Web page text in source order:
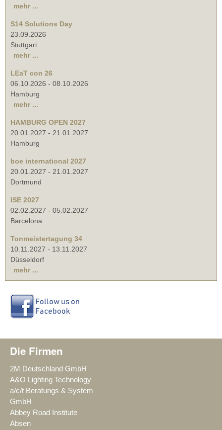
mehr ...
S14 Solutions Day
23.09.2026
Stuttgart
mehr ...
LEaT con 26
06.10.2026 - 08.10.2026
Hamburg
mehr ...
HAMBURG OPEN 2027
20.01.2027 - 21.01.2027
Hamburg
boe international 2027
20.01.2027 - 21.01.2027
Dortmund
ISE 2027
02.02.2027 - 05.02.2027
Barcelona
Tonmeistertagung 34
10.11.2027 - 13.11.2027
Düsseldorf
mehr ...
Die Firmen
2M Deutschland GmbH
A&O Lighting Technology
a/c/t Beratungs & System
GmbH
Abbey Road Institute
Absen